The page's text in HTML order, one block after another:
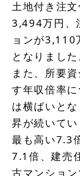
土地付き注
3,494万円、
ョンが3,110
となりました
また、所要
す年収倍率
は横ばいと
昇が続いて
最も高い7.3
7.1倍、建売
古マンショ